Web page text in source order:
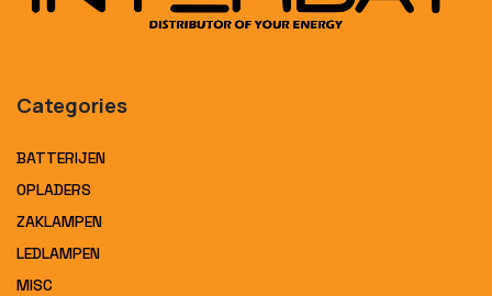
Categories
BATTERIJEN
OPLADERS
ZAKLAMPEN
LEDLAMPEN
MISC